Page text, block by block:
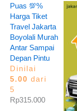
Puas 💯%
Harga Tiket
Travel Jakarta
Boyolali Murah
Antar Sampai
Depan Pintu
Dinilai
5.00 dari
5
Rp315.000